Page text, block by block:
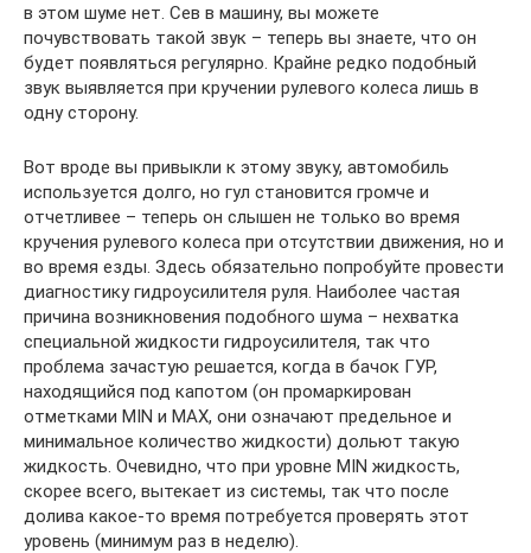
в этом шуме нет. Сев в машину, вы можете
почувствовать такой звук – теперь вы знаете, что он
будет появляться регулярно. Крайне редко подобный
звук выявляется при кручении рулевого колеса лишь в
одну сторону.
Вот вроде вы привыкли к этому звуку, автомобиль
используется долго, но гул становится громче и
отчетливее – теперь он слышен не только во время
кручения рулевого колеса при отсутствии движения, но и
во время езды. Здесь обязательно попробуйте провести
диагностику гидроусилителя руля. Наиболее частая
причина возникновения подобного шума – нехватка
специальной жидкости гидроусилителя, так что
проблема зачастую решается, когда в бачок ГУР,
находящийся под капотом (он промаркирован
отметками MIN и MAX, они означают предельное и
минимальное количество жидкости) дольют такую
жидкость. Очевидно, что при уровне MIN жидкость,
скорее всего, вытекает из системы, так что после
долива какое-то время потребуется проверять этот
уровень (минимум раз в неделю).